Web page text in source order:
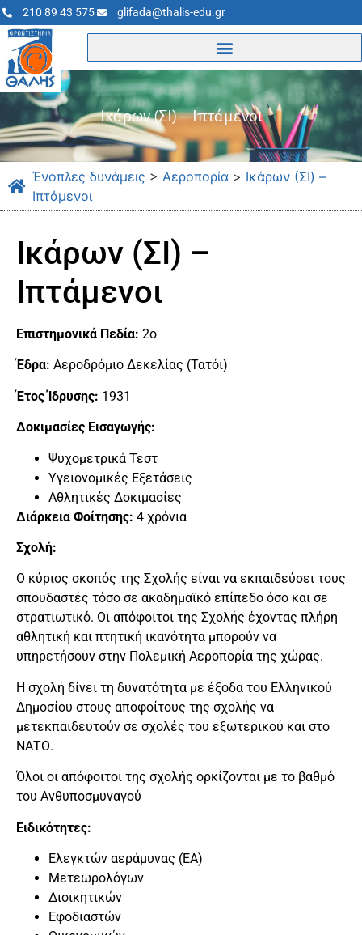
210 89 43 575 glifada@thalis-edu.gr
Ικάρων (ΣΙ) – Ιπτάμενοι
Ένοπλες δυνάμεις >Αεροπορία > Ικάρων (ΣΙ) –
Ιπτάμενοι
Ικάρων (ΣΙ) –
Ιπτάμενοι
Επιστημονικά Πεδία: 2ο
Έδρα: Αεροδρόμιο Δεκελίας (Τατόι)
Έτος Ίδρυσης: 1931
Δοκιμασίες Εισαγωγής:
Ψυχομετρικά Τεστ
Υγειονομικές Εξετάσεις
Αθλητικές Δοκιμασίες
Διάρκεια Φοίτησης: 4 χρόνια
Σχολή:
Ο κύριος σκοπός της Σχολής είναι να εκπαιδεύσει τους
σπουδαστές τόσο σε ακαδημαϊκό επίπεδο όσο και σε
στρατιωτικό. Οι απόφοιτοι της Σχολής έχοντας πλήρη
αθλητική και πτητική ικανότητα μπορούν να
υπηρετήσουν στην Πολεμική Αεροπορία της χώρας.
Η σχολή δίνει τη δυνατότητα με έξοδα του Ελληνικού
Δημοσίου στους αποφοίτους της σχολής να
μετεκπαιδευτούν σε σχολές του εξωτερικού και στο
ΝΑΤΟ.
Όλοι οι απόφοιτοι της σχολής ορκίζονται με το βαθμό
του Ανθυποσμυναγού
Ειδικότητες:
Ελεγκτών αεράμυνας (ΕΑ)
Μετεωρολόγων
Διοικητικών
Εφοδιαστών